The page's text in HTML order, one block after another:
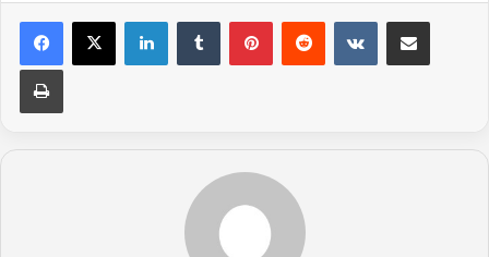
LinkedInTumblrPinterestRedditVKontakte
Share via Email
Print